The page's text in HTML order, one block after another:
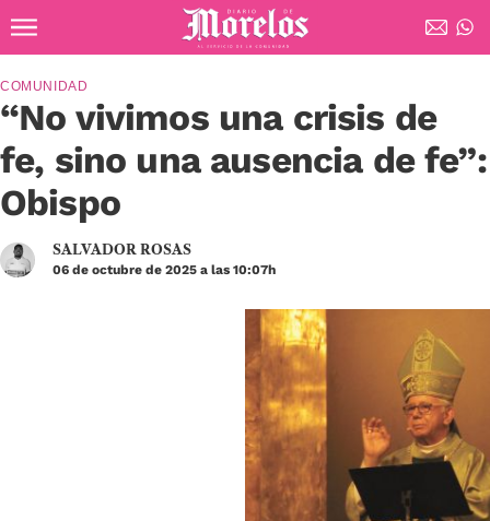
Diario de Morelos
“No vivimos una crisis de
fe, sino una ausencia de fe”:
Obispo
COMUNIDAD
SALVADOR ROSAS
06 de octubre de 2025 a las 10:07h